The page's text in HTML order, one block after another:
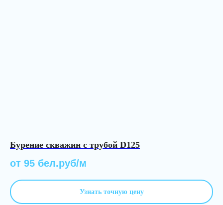
Бурение скважин с трубой D125
от 95 бел.руб/м
Узнать точную цену